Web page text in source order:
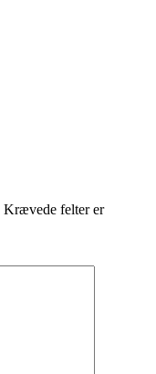
Krævede felter er